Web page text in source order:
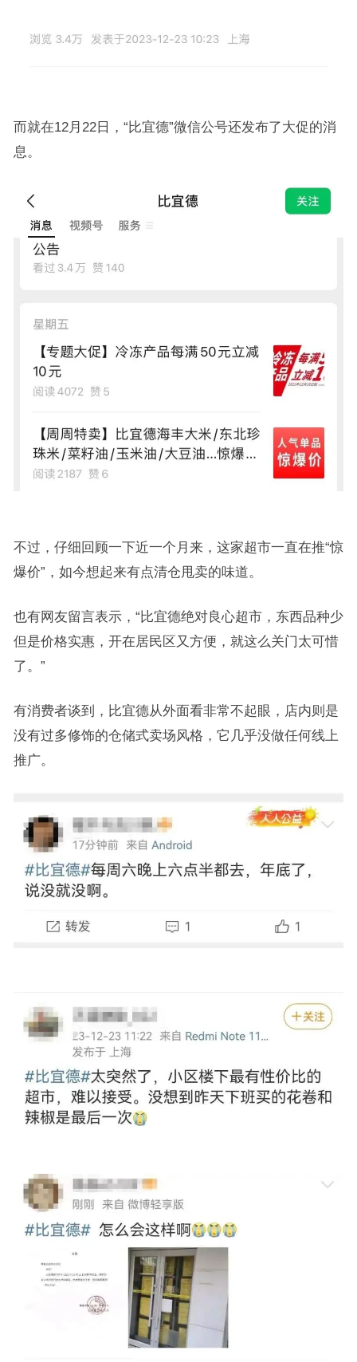
而就在12月22日，“比宜德”微信公号还发布了大促的消
息。
不过，仔细回顾一下近一个月来，这家超市一直在推“惊
爆价”，如今想起来有点清仓甩卖的味道。
也有网友留言表示，“比宜德绝对良心超市，东西品种少
但是价格实惠，开在居民区又方便，就这么关门太可惜
了。”
有消费者谈到，比宜德从外面看非常不起眼，店内则是
没有过多修饰的仓储式卖场风格，它几乎没做任何线上
推广。